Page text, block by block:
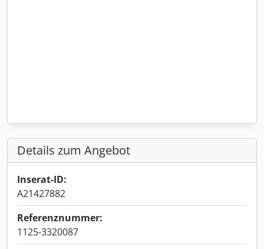
Details zum Angebot
Inserat-ID:
A21427882
Referenznummer:
1125-3320087